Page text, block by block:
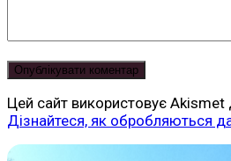
Цей сайт використовує
Дізнайтеся, як обробляються